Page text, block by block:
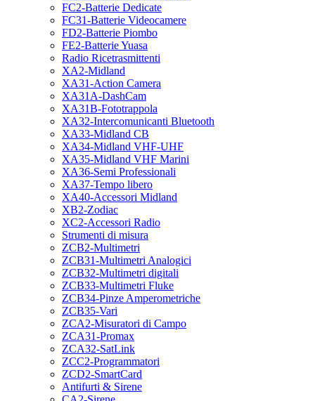
FC2-Batterie Dedicate
FC31-Batterie Videocamere
FD2-Batterie Piombo
FE2-Batterie Yuasa
Radio Ricetrasmittenti
XA2-Midland
XA31-Action Camera
XA31A-DashCam
XA31B-Fototrappola
XA32-Intercomunicanti Bluetooth
XA33-Midland CB
XA34-Midland VHF-UHF
XA35-Midland VHF Marini
XA36-Semi Professionali
XA37-Tempo libero
XA40-Accessori Midland
XB2-Zodiac
XC2-Accessori Radio
Strumenti di misura
ZCB2-Multimetri
ZCB31-Multimetri Analogici
ZCB32-Multimetri digitali
ZCB33-Multimetri Fluke
ZCB34-Pinze Amperometriche
ZCB35-Vari
ZCA2-Misuratori di Campo
ZCA31-Promax
ZCA32-SatLink
ZCC2-Programmatori
ZCD2-SmartCard
Antifurti & Sirene